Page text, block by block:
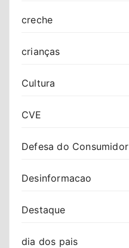
creche
crianças
Cultura
CVE
Defesa do Consumidor
Desinformacao
Destaque
dia dos pais